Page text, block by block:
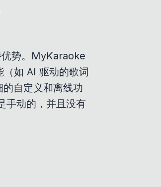
势。MyKaraoke
如 AI 驱动的歌词
自定义和离线功
手动的，并且没有